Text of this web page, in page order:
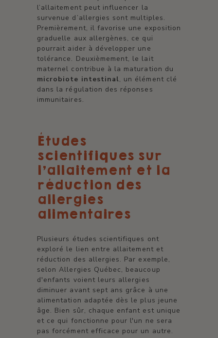
l’allaitement peut influencer la
survenue d’allergies sont multiples.
Premièrement, il favorise une exposition
graduelle aux allergènes, ce qui
pourrait aider à développer une
tolérance. Deuxièmement, le lait
maternel contribue à la maturation du
microbiote intestinal, un élément clé
dans la régulation des réponses
immunitaires.
Études
scientifiques sur
l'allaitement et la
réduction des
allergies
alimentaires
Plusieurs études scientifiques ont
exploré le lien entre allaitement et
réduction des allergies. Par exemple,
selon Allergies Québec, beaucoup
d'enfants voient leurs allergies
diminuer avant sept ans grâce à une
alimentation adaptée dès le plus jeune
âge. Bien sûr, chaque enfant est unique
et ce qui fonctionne pour l'un ne sera
pas forcément efficace pour un autre.